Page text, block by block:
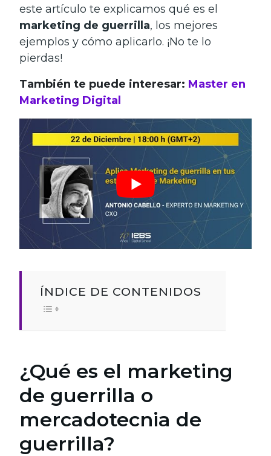
este artículo te explicamos qué es el
marketing de guerrilla, los mejores
ejemplos y cómo aplicarlo. ¡No te lo
pierdas!
También te puede interesar: Master en
Marketing Digital
ÍNDICE DE CONTENIDOS
¿Qué es el marketing
de guerrilla o
mercadotecnia de
guerrilla?